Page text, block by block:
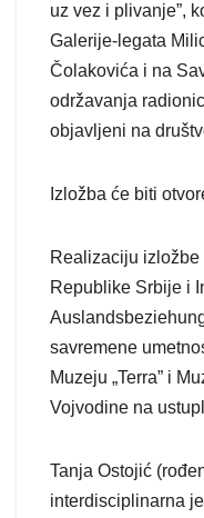
uz vez i plivanje”,
Galerije-legata
Čolakovića i na
održavanja
objavljeni na
Izložba će biti
Realizaciju
Republike Srbije i
savremene
Muzeju „Terra” i
Vojvodine na
Tanja Ostojić
interdisciplinarna